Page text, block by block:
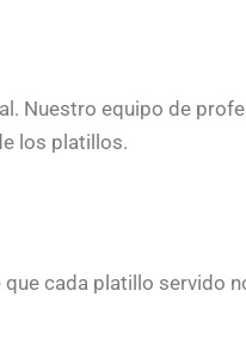
Nuestro equipo de
los platillos.
cada platillo servido